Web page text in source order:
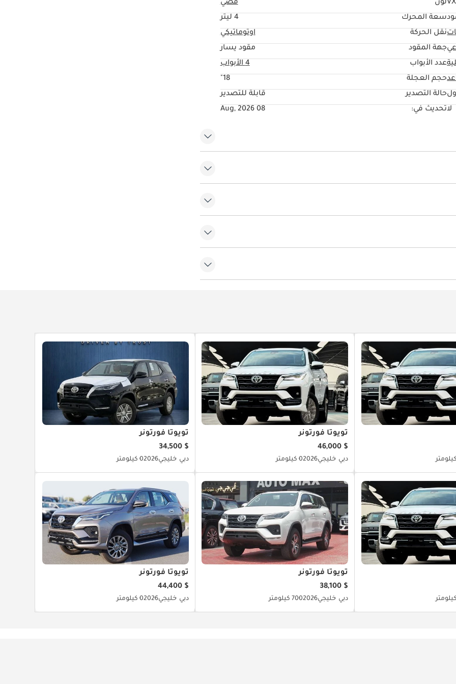
لون
فضي
سعة المحرك
4 ليتر
نقل الحركة
اوتوماتيكي
جهة المقود
مقود يسار
عدد الأبواب
4 الأبواب
حجم العجلة
18"
حالة التصدير
قابلة للتصدير
لاتحديث في: 08 Aug, 2026
تويوتا فورتونر
$ 46,000
دبي خليجي20260 كيلومتر
تويوتا فورتونر
$ 34,500
دبي خليجي20260 كيلومتر
تويوتا فورتونر
$ 38,100
دبي خليجي2026700 كيلومتر
تويوتا فورتونر
$ 44,400
دبي خليجي20260 كيلومتر